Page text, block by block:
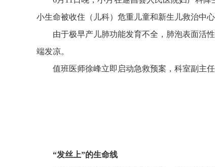
小生命被收住（儿科）危重儿童和新生儿救治中
由于极早产儿肺功能发育不全，肺泡表面活性
端发凉。
值班医师徐峰立即启动急救预案，科室副主
“发丝上”的生命线